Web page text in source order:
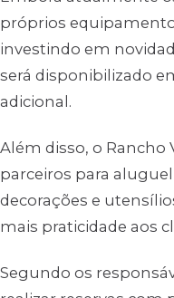
próprios
investindo em
será disponibilizado
adicional.
Além disso, o Rancho
parceiros para
decorações e
mais praticidade aos
Segundo os